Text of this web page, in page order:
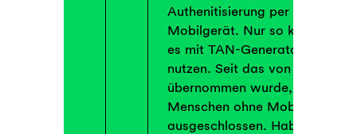
Authenitisierung per
Mobilgerät. Nur so kann ich
es mit TAN-Generator
nutzen. Seit das von Klarna
übernommen wurde, werden
Menschen ohne Mobilgerät
ausgeschlossen. Habe zum